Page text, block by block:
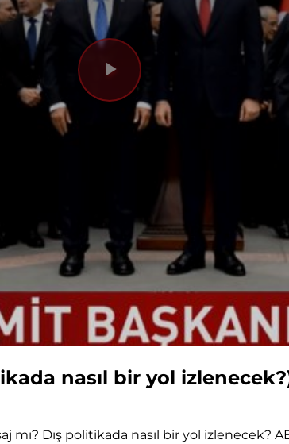
Videoyu
Oynat
nasıl bir yol
Dış politikada nasıl bir yol izlenecek?